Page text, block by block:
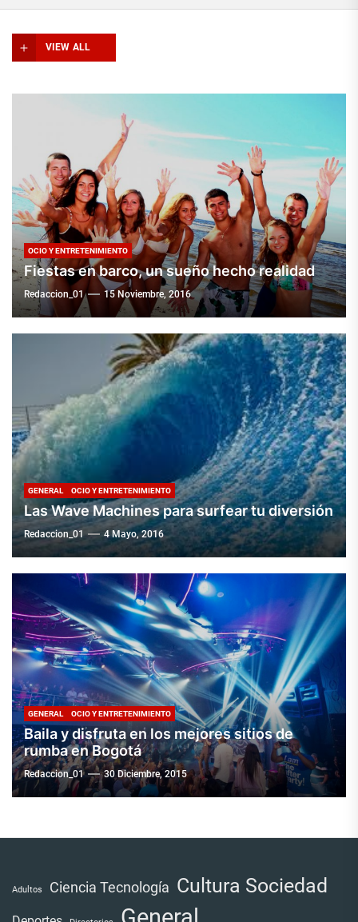
VIEW ALL
OCIO Y ENTRETENIMIENTO
Fiestas en barco, un sueño hecho realidad
Redaccion_01 15 Noviembre, 2016
GENERAL OCIO Y ENTRETENIMIENTO
Las Wave Machines para surfear tu diversión
Redaccion_01 4 Mayo, 2016
GENERAL OCIO Y ENTRETENIMIENTO
Baila y disfruta en los mejores sitios de
rumba en Bogotá
Redaccion_01 30 Diciembre, 2015
Adultos Ciencia Tecnología Cultura Sociedad